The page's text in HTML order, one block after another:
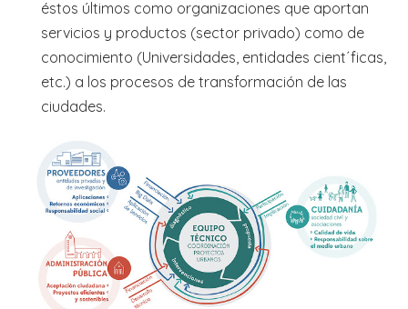
éstos últimos como organizaciones que aportan
servicios y productos (sector privado) como de
conocimiento (Universidades, entidades cient´ficas,
etc.) a los procesos de transformación de las
ciudades.